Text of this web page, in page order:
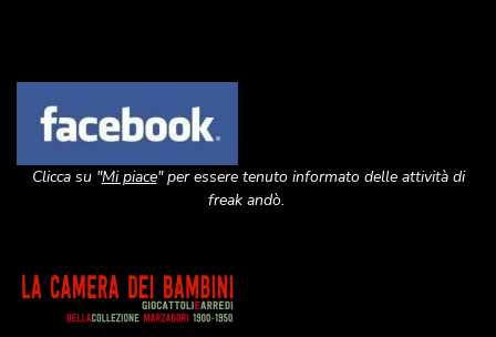
Clicca su "Mi piace" per essere tenuto informato delle attività di
freak andò.
Image